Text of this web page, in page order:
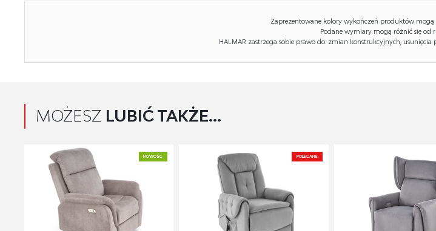
Zaprezentowane kolory wykończeń produktów mogą
Podane wymiary mogą różnić się od
HALMAR zastrzega sobie prawo do: zmian konstrukcyjnych,
MOŻESZ LUBIĆ TAKŻE...
NOWOŚĆ POLECANE